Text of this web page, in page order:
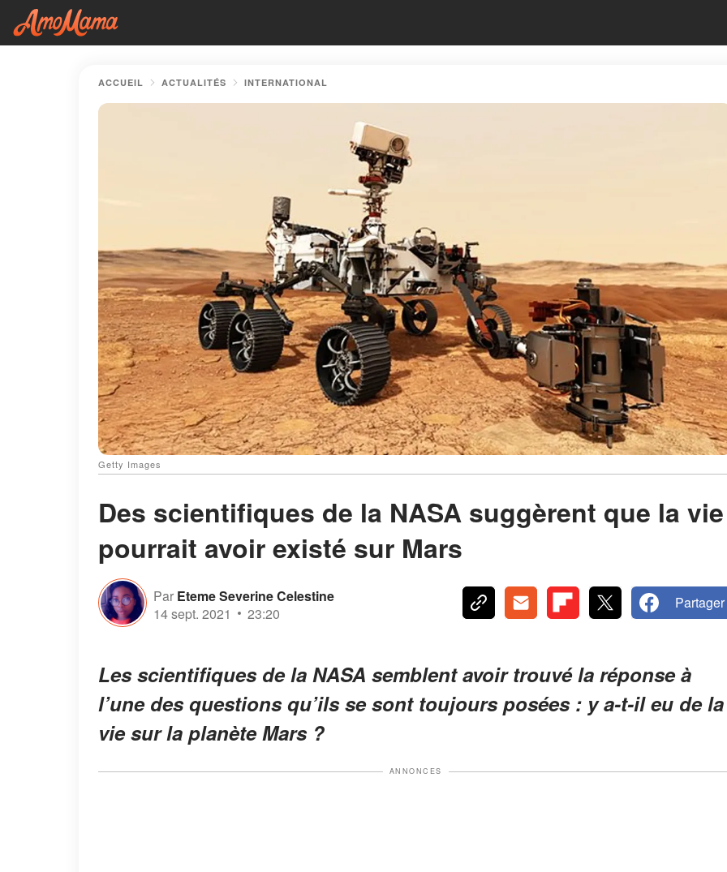
ACCUEIL ACTUALITÉS INTERNATIONAL
Getty Images
Des scientifiques de la NASA suggèrent que la vie
pourrait avoir existé sur Mars
Par Eteme Severine Celestine
14 sept. 2021
23:20
Partager
Les scientifiques de la NASA semblent avoir trouvé la réponse à
l’une des questions qu’ils se sont toujours posées : y a-t-il eu de la
vie sur la planète Mars ?
ANNONCES